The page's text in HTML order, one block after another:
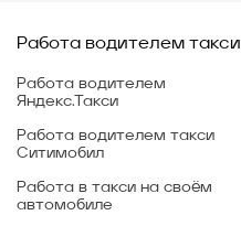
Работа водителем такси
Работа водителем
Яндекс.Такси
Работа водителем такси
Ситимобил
Работа в такси на своём
автомобиле